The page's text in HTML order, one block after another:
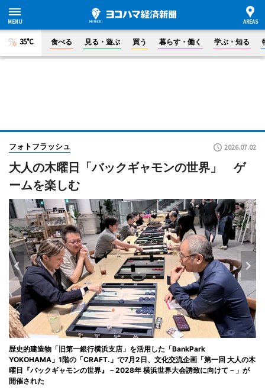
35°C 食べる 見る・遊ぶ 買う 暮らす・働く 学ぶ・知る
フォトフラッシュ 2026.07.02
大人の木曜日「バックギャモンの世界」 ゲ
ームを楽しむ
歴史的建造物「旧第一銀行横浜支店」を活用した「BankPark
YOKOHAMA」1階の「CRAFT.」で7月2日、文化交流企画「第一回 大人の木
曜日『バックギャモンの世界』－2028年 横浜世界大会誘致に向けて－」が
開催された